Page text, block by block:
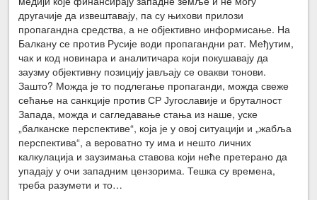
другачије да извештавају, па су њихови прилози
пропагандна средства, а не објективно информисање. На
Балкану се против Русије води пропагандни рат. Међутим,
чак и код новинара и аналитичара који покушавају да
заузму објективну позицију јављају се овакви тонови.
Зашто? Можда је то подлегање пропаганди, можда свеже
сећање на санкције против СР Југославије и бруталност
Запада, можда и сагледавање стања из наше, уске
„балканске перспективе“, која је у овој ситуацији и „жабља
перспектива“, а вероватно ту има и нешто личних
калкулација и заузимања ставова који неће претерано да
упадају у очи западним цензорима. Тешка су времена,
треба разумети и то…